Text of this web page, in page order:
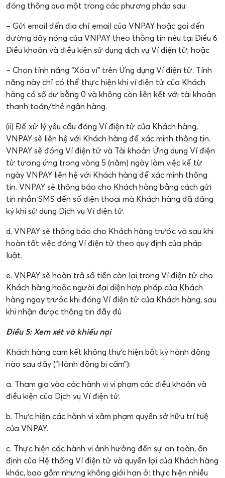
đóng thông qua một trong các phương pháp sau:
– Gửi email đến địa chỉ email của VNPAY hoặc gọi đến
đường dây nóng của VNPAY theo thông tin nêu tại Điều 6
Điều khoản và điều kiện sử dụng dịch vụ Ví điện tử; hoặc
– Chọn tính năng “Xóa ví” trên Ứng dụng Ví điện tử: Tính
năng này chỉ có thể thực hiện khi ví điện tử của Khách
hàng có số dư bằng 0 và không còn liên kết với tài khoản
thanh toán/thẻ ngân hàng.
(ii) Để xử lý yêu cầu đóng Ví điện tử của Khách hàng,
VNPAY sẽ liên hệ với Khách hàng để xác minh thông tin.
VNPAY sẽ đóng Ví điện tử và Tài khoản Ứng dụng Ví điện
tử tương ứng trong vòng 5 (năm) ngày làm việc kể từ
ngày VNPAY liên hệ với Khách hàng để xác minh thông
tin. VNPAY sẽ thông báo cho Khách hàng bằng cách gửi
tin nhắn SMS đến số điện thoại mà Khách hàng đã đăng
ký khi sử dụng Dịch vụ Ví điện tử.
d. VNPAY sẽ thông báo cho Khách hàng trước và sau khi
hoàn tất việc đóng Ví điện tử theo quy định của pháp
luật.
e. VNPAY sẽ hoàn trả số tiền còn lại trong Ví điện tử cho
Khách hàng hoặc người đại diện hợp pháp của Khách
hàng ngay trước khi đóng Ví điện tử của Khách hàng, sau
khi nhận được thông tin đầy đủ
Điều 5: Xem xét và khiếu nại
Khách hàng cam kết không thực hiện bất kỳ hành động
nào sau đây (“Hành động bị cấm”):
a. Tham gia vào các hành vi vi phạm các điều khoản và
điều kiện của Dịch vụ Ví điện tử.
b. Thực hiện các hành vi xâm phạm quyền sở hữu trí tuệ
của VNPAY.
c. Thực hiện các hành vi ảnh hưởng đến sự an toàn, ổn
định của Hệ thống Ví điện tử và quyền lợi của Khách hàng
khác, bao gồm nhưng không giới hạn ở: thực hiện nhiều